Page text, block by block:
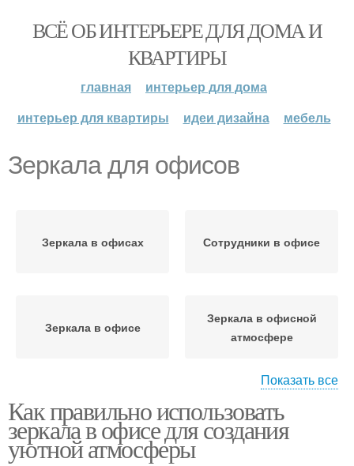
ВСЁ ОБ ИНТЕРЬЕРЕ ДЛЯ ДОМА И
КВАРТИРЫ
главная
интерьер для дома
интерьер для квартиры
идеи дизайна мебель
Зеркала для офисов
Зеркала в офисах Сотрудники в офисе
Зеркала в офисе
Зеркала в офисной
атмосфере
Качественное зеркало Зеркало в офис
Показать все
Как правильно использовать
зеркала в офисе для создания
уютной атмосферы